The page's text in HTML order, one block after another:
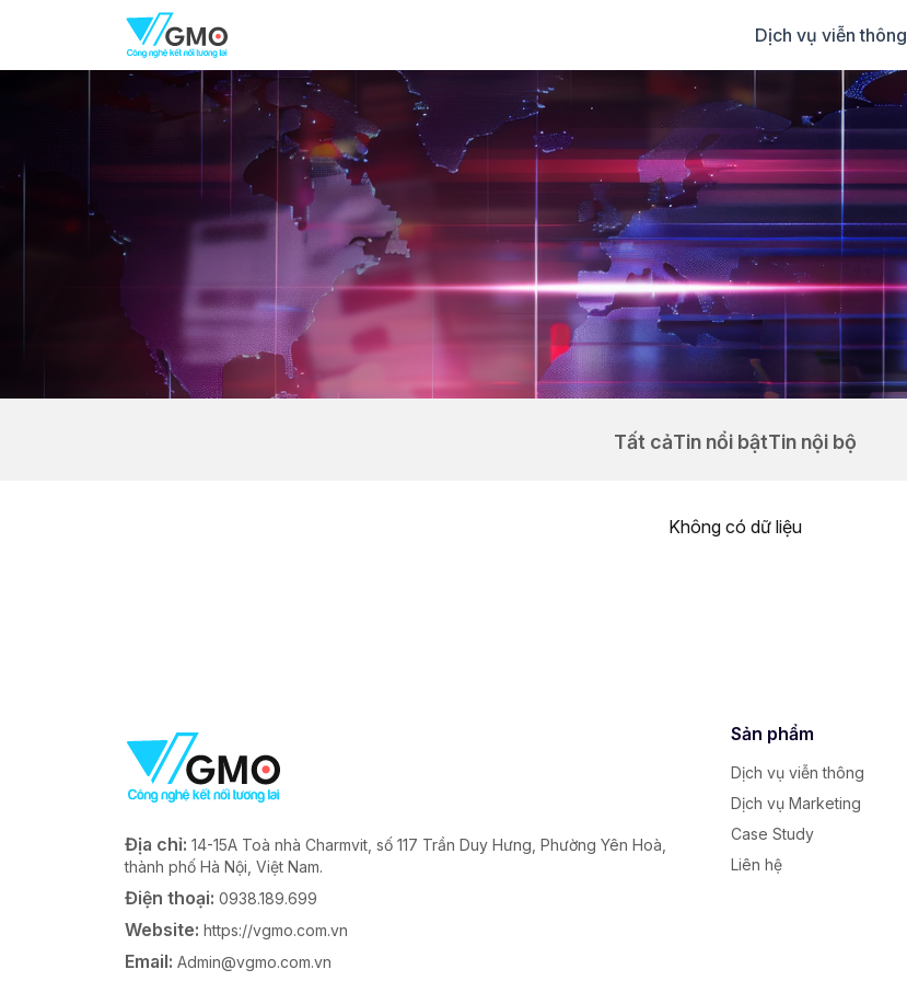
Dịch vụ viễn thông
Tất cảTin nổi bậtTin nội bộ
Không có dữ liệu
Địa chỉ: 14-15A Toà nhà Charmvit, số 117 Trần Duy Hưng, Phường Yên Hoà,
thành phố Hà Nội, Việt Nam.
Điện thoại: 0938.189.699
Website: https://vgmo.com.vn
Email: Admin@vgmo.com.vn
Sản phẩm
Dịch vụ viễn thông
Dịch vụ Marketing
Case Study
Liên hệ